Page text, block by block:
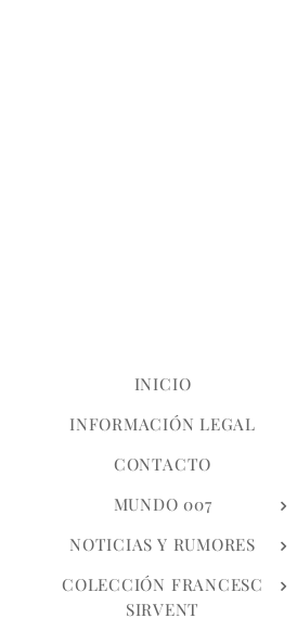
INICIO
INFORMACIÓN LEGAL
CONTACTO
MUNDO 007
NOTICIAS Y RUMORES
COLECCIÓN FRANCESC
SIRVENT